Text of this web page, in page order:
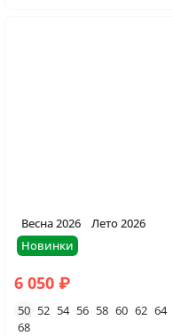
Весна 2026
Лето 2026
Новинки
6 050 ₽
50 52 54 56 58 60 62 64
68